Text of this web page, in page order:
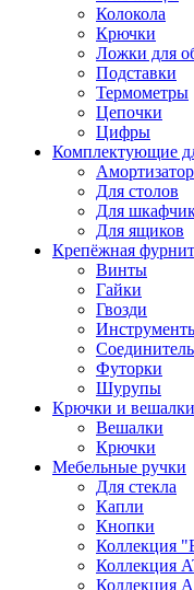
Колокола
Крючки
Ложки для
Подставки
Термометры
Цепочки
Цифры
Комплектующие
Для столов
Для
Для ящиков
Крепёжная
Винты
Гайки
Гвозди
Футорки
Шурупы
Крючки и
Вешалки
Крючки
Мебельные ручки
Для стекла
Капли
Кнопки
Коллекция
Коллекция
Коллекция